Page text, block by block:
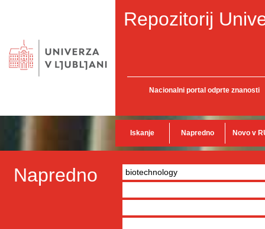
Repozitorij
Nacionalni portal odprte znanosti
Iskanje Napredno Novo v
Napredno